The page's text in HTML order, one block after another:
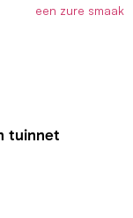
een zure smaak
tuinnet